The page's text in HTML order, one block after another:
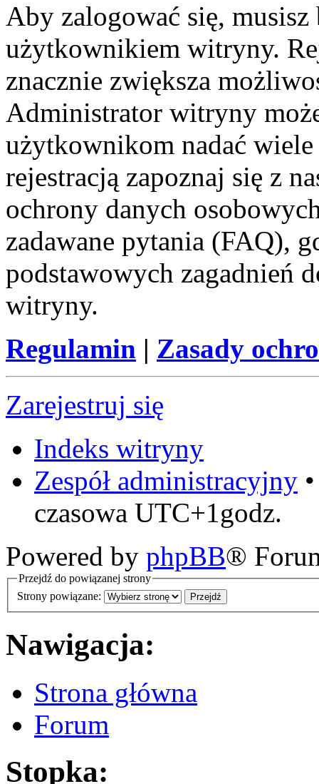
Aby zalogować się,
użytkownikiem witryny.
znacznie zwiększa
Administrator witryny
użytkownikom nadać
rejestracją zapoznaj się z
ochrony danych
zadawane pytania (FAQ),
podstawowych zagadnień
witryny.
Regulamin | Zasady
Zarejestruj się
Indeks witryny
Zespół administracyjny
czasowa UTC+1godz.
Powered by phpBB®
Przejdź do powiązanej strony
Strony powiązane:
Nawigacja:
Strona główna
Forum
Stopka: